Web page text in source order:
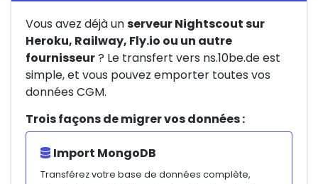
Vous avez déjà unserveur Nightscout sur
Heroku, Railway, Fly.io ou un autre
fournisseur? Le transfert vers ns.10be.de est
simple, et vous pouvez emporter toutes vos
données CGM.
Trois façons de migrer vos données :
Import MongoDB
Transférez votre base de données complète,